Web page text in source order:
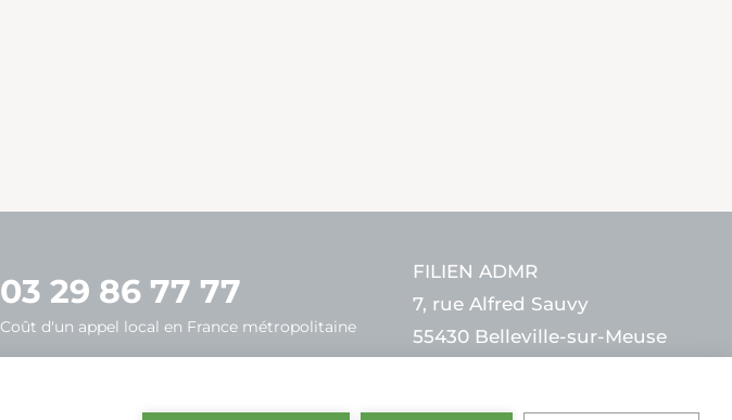
03 29 86 77 77
Coût d'un appel local en France métropolitaine
FILIEN ADMR
7, rue Alfred Sauvy
55430 Belleville-sur-Meuse